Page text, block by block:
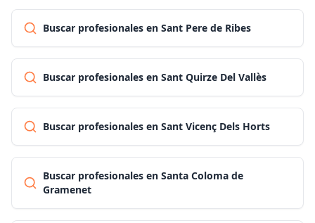
Buscar profesionales en Sant Pere de Ribes
Buscar profesionales en Sant Quirze Del Vallès
Buscar profesionales en Sant Vicenç Dels Horts
Buscar profesionales en Santa Coloma de
Gramenet